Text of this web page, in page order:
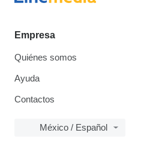
Empresa
Quiénes somos
Ayuda
Contactos
México / Español